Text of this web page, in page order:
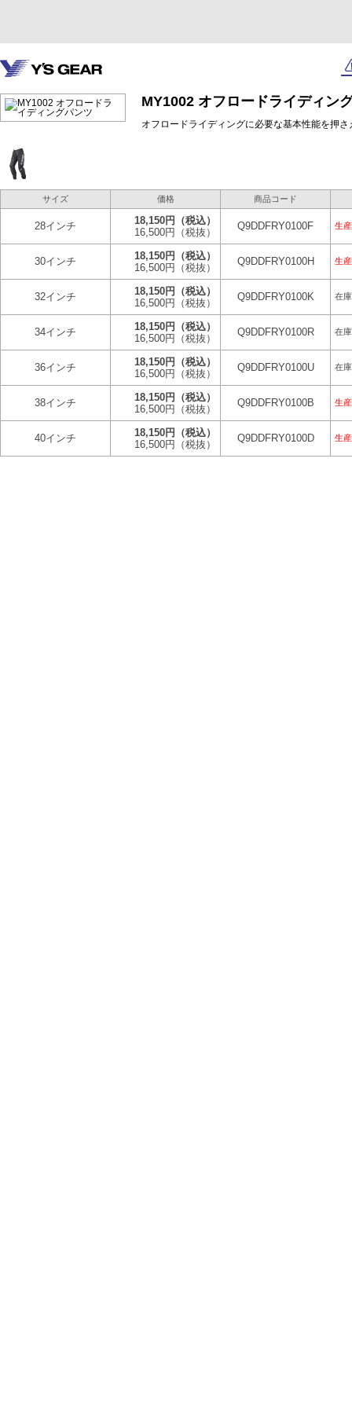
MY1002 オフロードライディン
オフロードライディングに必要な基本性能を押
サイズ 価格 商品コード
28インチ 18,150円
（税込）
16,500円
（税抜）
Q9DDFRY0100F 生
30インチ 18,150円
（税込）
16,500円
（税抜）
Q9DDFRY0100H 生
32インチ 18,150円
（税込）
16,500円
（税抜）
Q9DDFRY0100K 在
34インチ 18,150円
（税込）
16,500円
（税抜）
Q9DDFRY0100R 在
36インチ 18,150円
（税込）
16,500円
（税抜）
Q9DDFRY0100U 在
38インチ 18,150円
（税込）
16,500円
（税抜）
Q9DDFRY0100B 生
40インチ 18,150円
（税込）
16,500円
（税抜）
Q9DDFRY0100D 生